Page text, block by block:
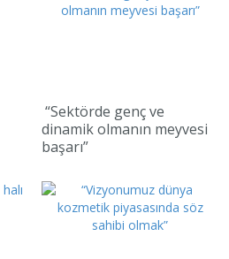
“Sektörde genç ve
dinamik olmanın meyvesi
başarı”